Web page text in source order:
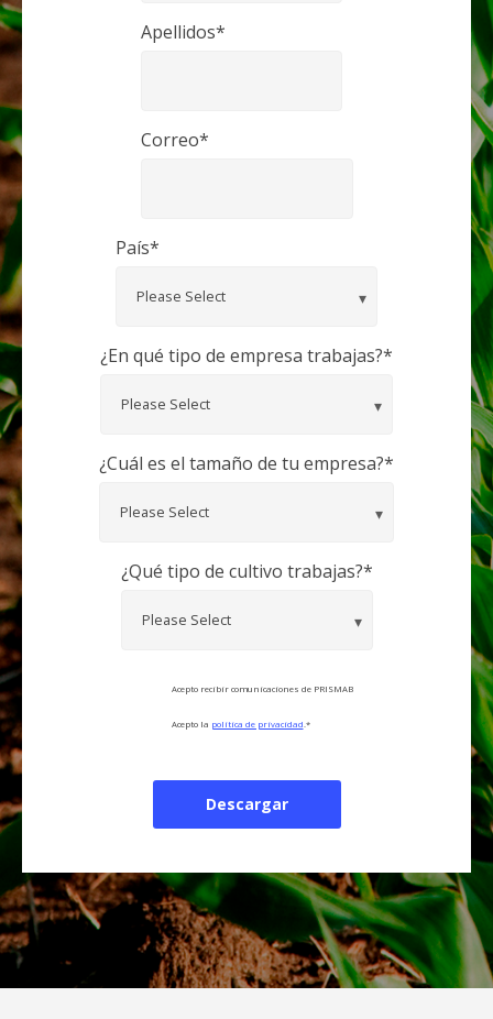
Apellidos*
Correo*
País*
¿En qué tipo de empresa trabajas?*
¿Cuál es el tamaño de tu empresa?*
¿Qué tipo de cultivo trabajas?*
Acepto recibir comunicaciones de PRISMAB
Acepto la política de privacidad *